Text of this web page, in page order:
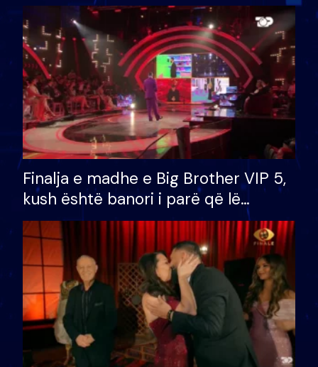
Finalja e madhe e Big Brother VIP 5,
kush është banori i parë që lë
shtëpinë dhe humb mundësinë për
të fituar çmimin e madh